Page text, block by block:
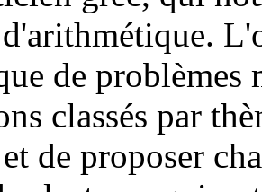
de problèmes
classés par
de proposer